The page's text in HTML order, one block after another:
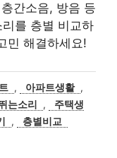
간소음, 방음 등
를 층별 비교하
민 해결하세요!
, 아파트생활 ,
는소리 ,
주택생
, 층별비교